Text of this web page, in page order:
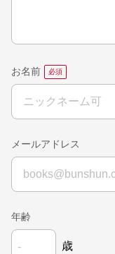
お名前
メールアドレス
年齢
歳